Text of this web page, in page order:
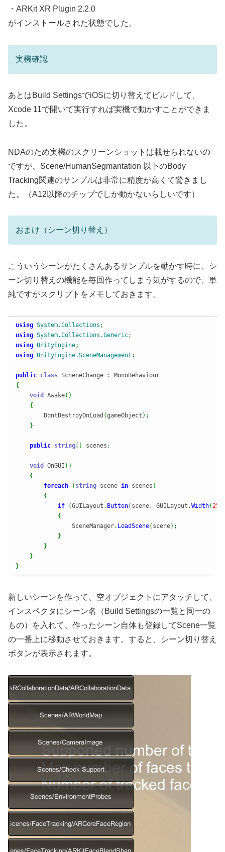
・ARKit XR Plugin 2.2.0
がインストールされた状態でした。
実機確認
あとはBuild SettingsでiOSに切り替えてビルドして、
Xcode 11で開いて実行すれば実機で動かすことができま
した。
NDAのため実機のスクリーンショットは載せられないの
ですが、Scene/HumanSegmantation 以下のBody
Tracking関連のサンプルは非常に精度が高くて驚きまし
た。（A12以降のチップでしか動かないらしいです）
おまけ（シーン切り替え）
こういうシーンがたくさんあるサンプルを動かす時に、シ
ーン切り替えの機能を毎回作ってしまう気がするので、単
純ですがスクリプトをメモしておきます。
using System.Collections ;
using System.Collections.Generic;
using UnityEngine;
using UnityEngine.SceneManagement ;
public class ScneneChange :
{
void
Awake( )
{
        DontDestroyOnLoad
(gameObject ) ;
}
public string scenes ;
void OnGUI ( )
{
foreach
( string scene in scenes )
{
if
(GUILayout . Button( scene, GUILayout .Width(250
{
                SceneManager
. LoadScene( scene) ;
}
}
}
}
新しいシーンを作って、空オブジェクトにアタッチして、
インスペクタにシーン名（Build Settingsの一覧と同一の
もの）を入れて、作ったシーン自体も登録してScene一覧
の一番上に移動させておきます。すると、シーン切り替え
ボタンが表示されます。